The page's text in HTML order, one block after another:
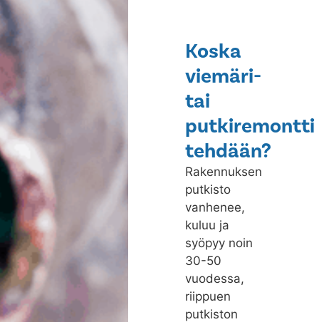
Koska
viemäri-
tai
putkiremontti
tehdään?
Rakennuksen
putkisto
vanhenee,
kuluu ja
syöpyy noin
30-50
vuodessa,
riippuen
putkiston